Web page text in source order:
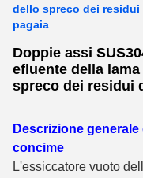
dello spreco dei residui
pagaia
Doppie assi
efluente della
spreco dei residui
Descrizione
concime
L'essiccatore vuoto